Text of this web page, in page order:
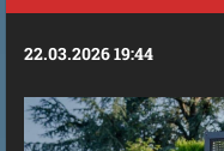
22.03.2026 19:44